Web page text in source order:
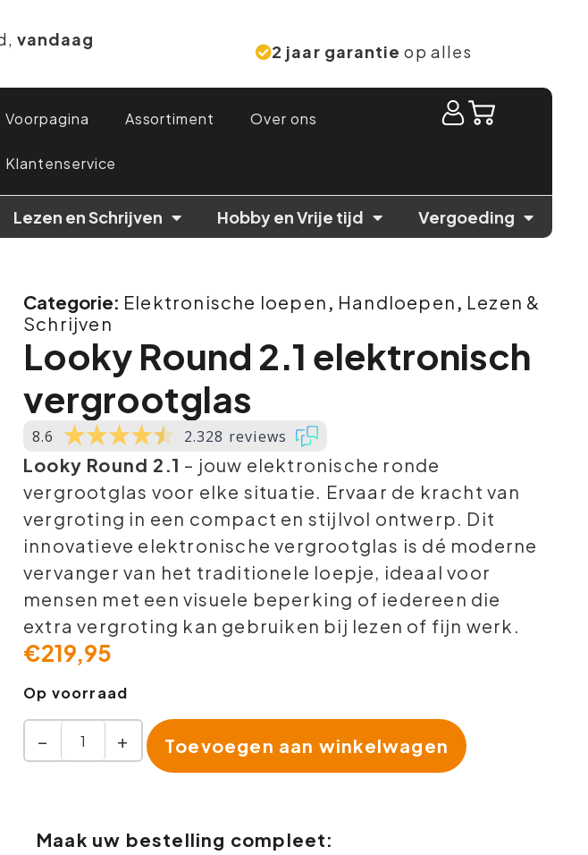
vandaag
2 jaar garantie op alles
Voorpagina Assortiment Over ons
Klantenservice
Lezen en Schrijven Hobby en Vrije tijd Vergoeding
Categorie: Elektronische loepen , Handloepen , Lezen &
Schrijven
Looky Round 2.1 elektronisch
vergrootglas
8.6 2.328 reviews
Looky Round 2.1 – jouw elektronische ronde
vergrootglas voor elke situatie. Ervaar de kracht van
vergroting in een compact en stijlvol ontwerp. Dit
innovatieve elektronische vergrootglas is dé moderne
vervanger van het traditionele loepje, ideaal voor
mensen met een visuele beperking of iedereen die
extra vergroting kan gebruiken bij lezen of fijn werk.
€219,95
Op voorraad
− + Toevoegen aan winkelwagen
Maak uw bestelling compleet: